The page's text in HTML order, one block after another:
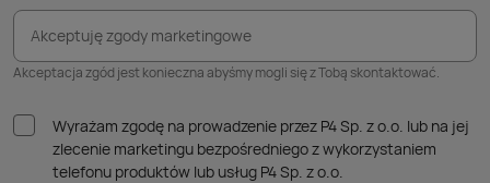
Akceptuję zgody marketingowe
Akceptacja zgód jest konieczna abyśmy mogli się z Tobą skontaktować.
Wyrażam zgodę na prowadzenie przez P4 Sp. z o.o. lub na jej
zlecenie marketingu bezpośredniego z wykorzystaniem
telefonu produktów lub usług P4 Sp. z o.o.